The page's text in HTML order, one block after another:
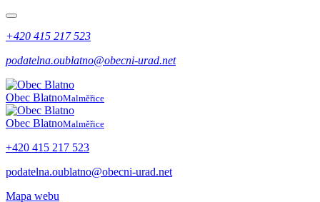
+420 415 217 523
podatelna.oublatno@obecni-urad.net
Obec BlatnoMalměřice
Obec BlatnoMalměřice
+420 415 217 523
podatelna.oublatno@obecni-urad.net
Mapa webu